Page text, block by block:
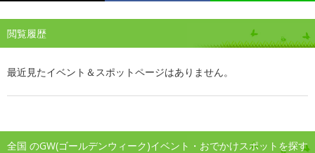
閲覧履歴
最近見たイベント＆スポットページはありません。
全国 のGW(ゴールデンウィーク)イベント・おでかけスポットを探す